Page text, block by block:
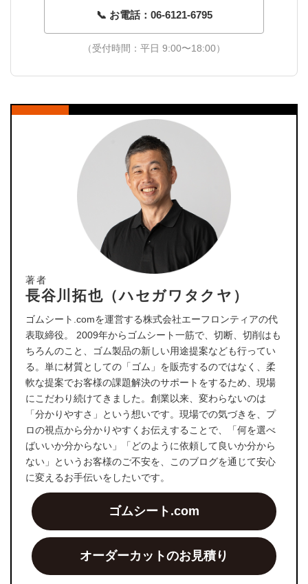
📞 お電話：06-6121-6795
（受付時間：平日 9:00〜18:00）
著者
長谷川拓也（ハセガワタクヤ）
ゴムシート.comを運営する株式会社エーフロンティアの代
表取締役。 2009年からゴムシート一筋で、切断、切削はも
ちろんのこと、ゴム製品の新しい用途提案なども行ってい
る。単に材質としての「ゴム」を販売するのではなく、柔
軟な提案でお客様の課題解決のサポートをするため、現場
にこだわり続けてきました。創業以来、変わらないのは
「分かりやすさ」という想いです。現場での気づきを、プ
ロの視点から分かりやすくお伝えすることで、「何を選べ
ばいいか分からない」「どのように依頼して良いか分から
ない」というお客様のご不安を、このブログを通じて安心
に変えるお手伝いをしたいです。
ゴムシート.com
オーダーカットのお見積り